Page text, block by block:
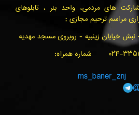
های مردمی، واحد بنر ، تابلوهای
مراسم ترحیم مجازی :
خیابان زینبیه - روبروی مسجد مهدیه
شماره تماس: ۳۳۵۵۴۰۴۹-۰۲۴ شماره همراه:
ms_baner_znj